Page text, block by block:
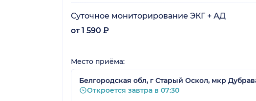
Суточное мониторирование ЭКГ + АД
от 1 590 ₽
Место приёма:
Белгородская обл, г Старый Оскол, мкр
Откроется завтра в 07:30